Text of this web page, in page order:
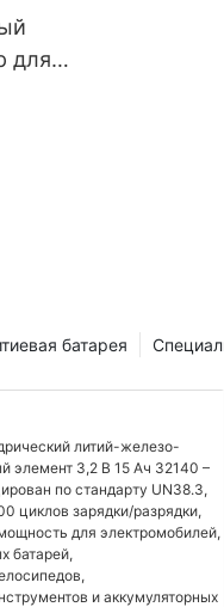
скутера
для
батарея